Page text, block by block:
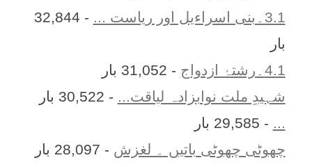
3.1۔بنی اسراءیل اور ریاست ...
- 32,844
بار
4.1۔رشتۂ ازدواج
- 31,052 بار
شہیدِ ملت نوابزادہ لیاقت... - 30,522 بار
... - 29,585 بار
چھوٹی چھوٹی باتیں ۔ لغزش - 28,097 بار